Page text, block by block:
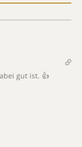
gut ist. 👍